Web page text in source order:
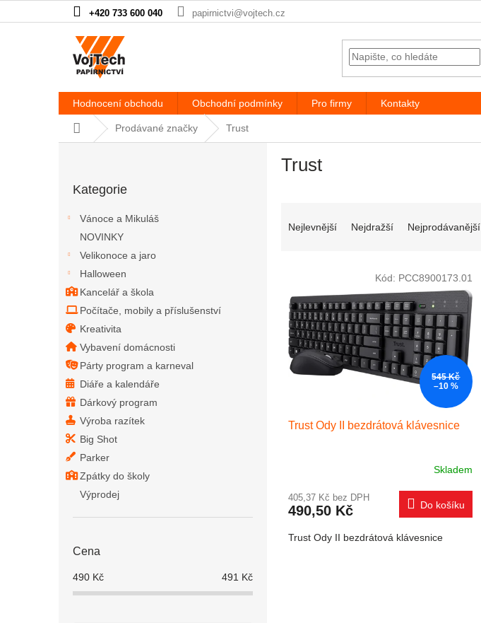
+420 733 600 040 papirnictvi@vojtech.cz
Hodnocení obchodu Obchodní podmínky Pro firmy Kontakty
Domů Prodávané značky Trust
Kategorie
Vánoce a Mikuláš
NOVINKY
Velikonoce a jaro
Halloween
Kancelář a škola
Počítače, mobily a příslušenství
Kreativita
Vybavení domácnosti
Párty program a karneval
Diáře a kalendáře
Dárkový program
Výroba razítek
Big Shot
Parker
Zpátky do školy
Výprodej
Cena
490 Kč 491 Kč
Trust
Nejlevnější Nejdražší Nejprodávanější
545 Kč
–10 %
Trust Ody II bezdrátová klávesnice
Skladem
405,37 Kč bez DPH
490,50 Kč Do košíku
Trust Ody II bezdrátová klávesnice
Kód: PCC8900173.01